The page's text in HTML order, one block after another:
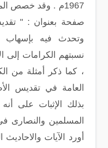
صفحة بعنوان : "
وتحدث فيه
نسبتهم الكرامات إلى
، كما ذكر أمثلة من
العامة في تقديس
بذلك الإثبات على
المسلمين والنصارى
أورد الآيات